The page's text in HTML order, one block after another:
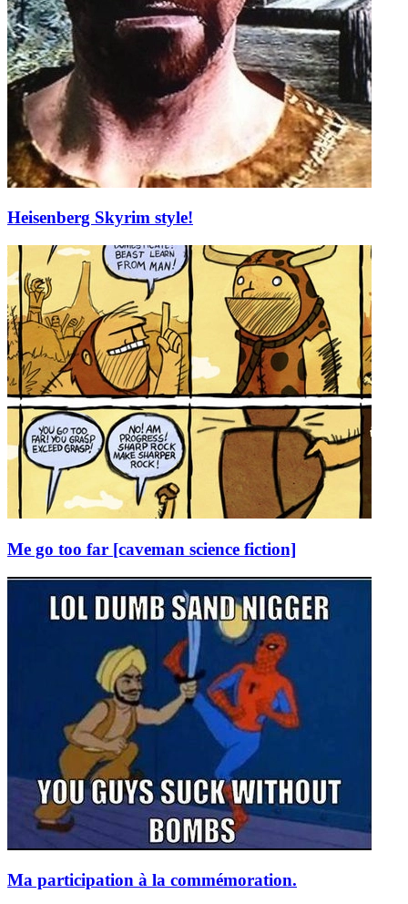
Heisenberg Skyrim style!
Me go too far [caveman science fiction]
Ma participation à la commémoration.